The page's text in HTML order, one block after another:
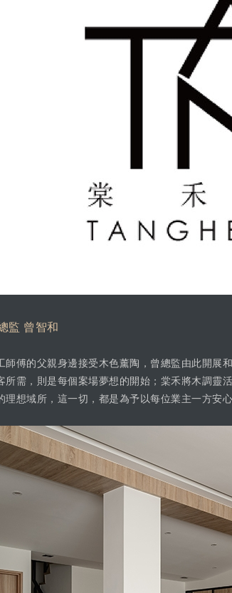
監 曾智和
師傅的父親身邊接受木色薰陶，曾總監由此開展
所需，則是每個案場夢想的開始；棠禾將木調靈
理想域所，這一切，都是為予以每位業主一方安心